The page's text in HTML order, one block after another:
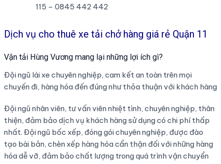
115 – 0845 442 442
Dịch vụ cho thuê xe tải chở hàng giá rẻ Quận 11
Vận tải Hùng Vương mang lại những lợi ích gì?
Đội ngũ lái xe chuyên nghiệp, cam kết an toàn trên mọi
chuyến đi, hàng hóa đến đúng như thỏa thuận với khách hàng
Đội ngũ nhân viên, tư vấn viên nhiệt tình, chuyên nghiệp, thân
thiện, đảm bảo dịch vụ khách hàng sử dụng có chi phí thấp
nhất. Đội ngũ bốc xếp, đóng gói chuyên nghiệp, được đào
tạo bài bản, chèn xếp hàng hóa cẩn thận đối với những hàng
hóa dễ vỡ, đảm bảo chất lượng trong quá trình vận chuyển